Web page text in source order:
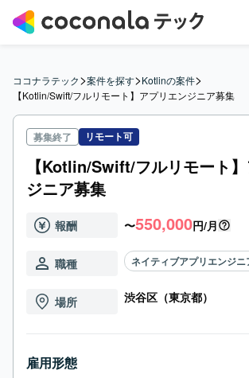
ココナラテック>案件を探す>Kotlinの案件>
【Kotlin/Swift/フルリモート】アプリエンジニア募集
募集終了 リモート可
【Kotlin/Swift/フルリモート
ジニア募集
報酬 〜550,000円/月
職種 ネイティブアプリエンジニ
場所 渋谷区（東京都）
雇用形態